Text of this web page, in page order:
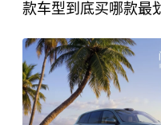
款车型到底买哪款最